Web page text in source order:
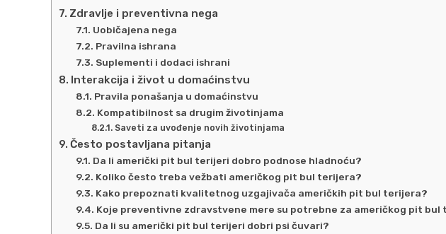
Zdravlje i preventivna nega
Uobičajena nega
Pravilna ishrana
Suplementi i dodaci ishrani
Interakcija i život u domaćinstvu
Pravila ponašanja u domaćinstvu
Kompatibilnost sa drugim životinjama
Saveti za uvođenje novih životinjama
Često postavljana pitanja
Da li američki pit bul terijeri dobro podnose hladnoću?
Koliko često treba vežbati američkog pit bul terijera?
Kako prepoznati kvalitetnog uzgajivača američkih pit bul terijera?
Koje preventivne zdravstvene mere su potrebne za američkog pit bul
Da li su američki pit bul terijeri dobri psi čuvari?